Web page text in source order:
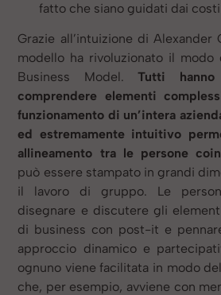
fatto che siano guidati dai
Grazie all’intuizione di Alexander
modello ha rivoluzionato il modo
Business Model.Tutti
comprendere elementi
funzionamento di un’intera
ed estremamente intuitivo
allineamento tra le persone
può essere stampato in grandi
il lavoro di gruppo. Le
disegnare e discutere gli
di business con post-it e
approccio dinamico e
ognuno viene facilitata in modo
che, per esempio, avviene con